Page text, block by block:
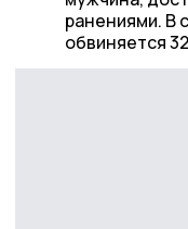
ранениями. В
обвиняется